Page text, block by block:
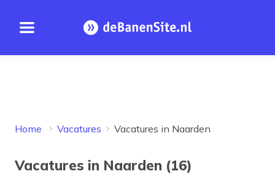
Open menu Homepage
Home Vacatures Vacatures in Naarden
Vacatures in Naarden (16)